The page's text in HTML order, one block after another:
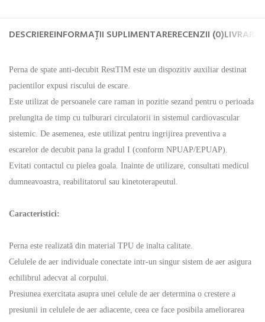
DESCRIEREINFORMAȚII SUPLIMENTARERECENZII (0)LIVRARE
Perna de spate anti-decubit RestTIM este un dispozitiv auxiliar destinat
pacientilor expusi riscului de escare.
Este utilizat de persoanele care raman in pozitie sezand pentru o perioada
prelungita de timp cu tulburari circulatorii in sistemul cardiovascular
sistemic. De asemenea, este utilizat pentru ingrijirea preventiva a
escarelor de decubit pana la gradul I (conform NPUAP/EPUAP).
Evitati contactul cu pielea goala. Inainte de utilizare, consultati medicul
dumneavoastra, reabilitatorul sau kinetoterapeutul.
Caracteristici:
Perna este realizată din material TPU de inalta calitate.
Celulele de aer individuale conectate intr-un singur sistem de aer asigura
echilibrul adecvat al corpului.
Presiunea exercitata asupra unei celule de aer determina o crestere a
presiunii in celulele de aer adiacente, ceea ce face posibila ameliorarea